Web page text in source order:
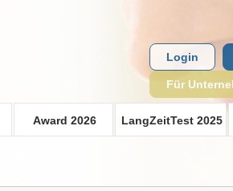
Award 2026 LangZeitTest 2025
Login
Für